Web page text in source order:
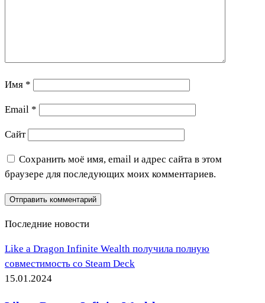
Имя *
Email *
Сайт
Сохранить моё имя, email и адрес сайта в этом
браузере для последующих моих комментариев.
Последние новости
Like a Dragon Infinite Wealth получила полную
совместимость со Steam Deck
15.01.2024